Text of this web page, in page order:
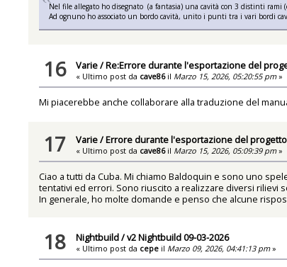
Nel file allegato ho disegnato (a fantasia) una cavità con 3 distinti rami
Ad ognuno ho associato un bordo cavità, unito i punti tra i vari bordi
16 Varie/Re:Errore durante l'esportazione del
« Ultimo post da cave86 il Marzo 15, 2026, 05:20:55 pm»
Mi piacerebbe anche collaborare alla traduzione del
17 Varie/Errore durante l'esportazione del progetto
« Ultimo post da cave86 il Marzo 15, 2026, 05:09:39 pm»
Ciao a tutti da Cuba. Mi chiamo Baldoquin e sono uno
tentativi ed errori. Sono riuscito a realizzare diversi rilievi
In generale, ho molte domande e penso che alcune
18 Nightbuild/v2 Nightbuild 09-03-2026
« Ultimo post da cepe il Marzo 09, 2026, 04:41:13 pm»